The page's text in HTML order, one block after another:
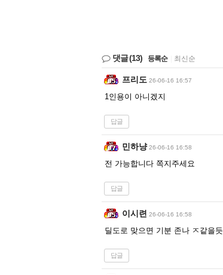
댓글(13) 등록순 최신순
프리도 26-06-16 16:57
1인용이 아니겠지
답글
민하냥 26-06-16 16:58
전 가능합니다 쪽지주세요
답글
이시련 26-06-16 16:58
딜도로 맞으면 기분 존나 ㅈ같을듯
답글